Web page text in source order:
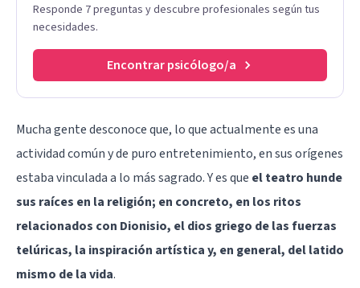
Responde 7 preguntas y descubre profesionales según tus
necesidades.
Encontrar psicólogo/a
Mucha gente desconoce que, lo que actualmente es una
actividad común y de puro entretenimiento, en sus orígenes
estaba vinculada a lo más sagrado. Y es que el teatro hunde
sus raíces en la religión; en concreto, en los ritos
relacionados con Dionisio, el dios griego de las fuerzas
telúricas, la inspiración artística y, en general, del latido
mismo de la vida.